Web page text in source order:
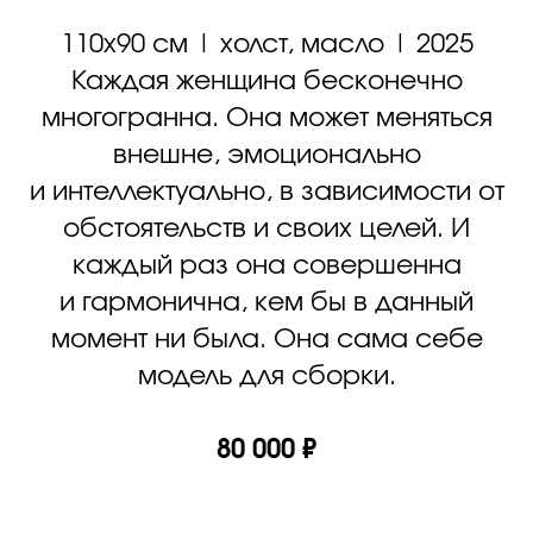
110х90 см | холст, масло | 2025
Каждая женщина бесконечно
многогранна. Она может меняться
внешне, эмоционально
и интеллектуально, в зависимости от
обстоятельств и своих целей. И
каждый раз она совершенна
и гармонична, кем бы в данный
момент ни была. Она сама себе
модель для сборки.
80 000 ₽